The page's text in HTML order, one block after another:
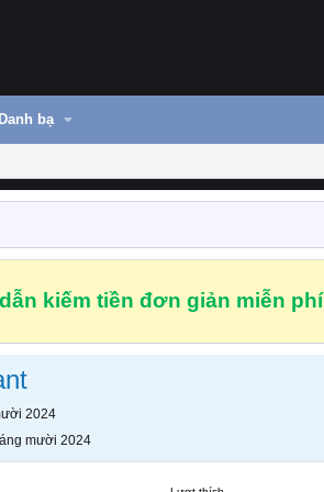
Danh bạ
kiếm tiền đơn giản miễn phí
2024
mười 2024